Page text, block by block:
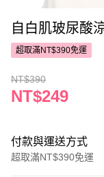
自白肌玻尿酸
超取滿NT$390免運
NT$390
NT$249
付款與運送方式
超取滿NT$390免運